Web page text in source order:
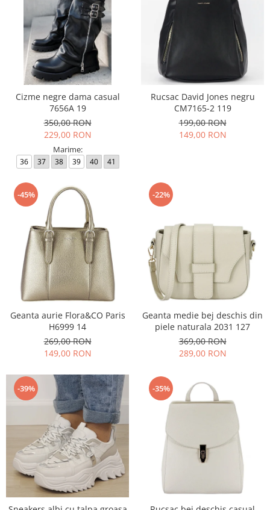
Cizme negre dama casual
7656A 19
350,00 RON
229,00 RON
Marime:
36 37 38 39 40 41
Rucsac David Jones negru
CM7165-2 119
199,00 RON
149,00 RON
-45%
Geanta aurie Flora&CO Paris
H6999 14
269,00 RON
149,00 RON
-22%
Geanta medie bej deschis din
piele naturala 2031 127
369,00 RON
289,00 RON
-39% -35%